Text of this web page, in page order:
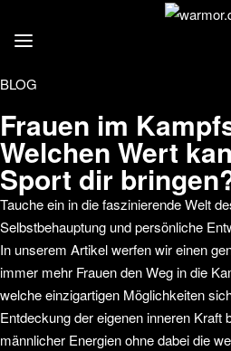
BLOG
Frauen im
Welchen Wert
Sport dir
Tauche ein in die faszinierende Welt
Selbstbehauptung und persönliche
In unserem Artikel werfen wir einen
immer mehr Frauen den Weg in die
welche einzigartigen Möglichkeiten
Entdeckung der eigenen inneren Kraft
männlicher Energien ohne dabei die